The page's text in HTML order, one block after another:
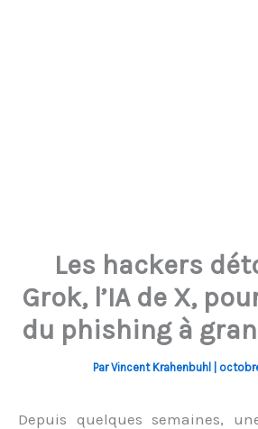
Les hackers
Grok, l’IA de X,
du phishing à
ParVincent Krahenbuhl
Depuis quelques semaines,